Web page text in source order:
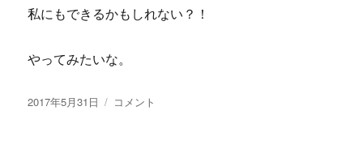
つ
ク
ク
私にもできるかもしれない？！
やってみたいな。
投
2017年5月31日
ス
コメント